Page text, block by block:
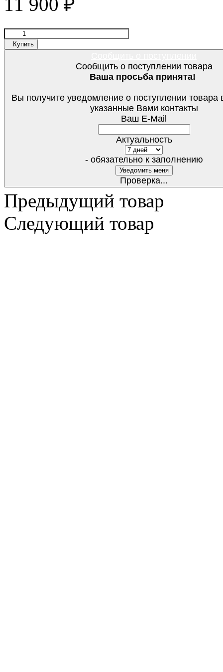
Купить
Сообщить о поступлении товара
Ваша просьба принята!
Вы получите уведомление о поступлении товара
указанные Вами контакты
Ваш E-Mail
Актуальность
- обязательно к заполнению
Проверка...
Предыдущий товар
Следующий товар